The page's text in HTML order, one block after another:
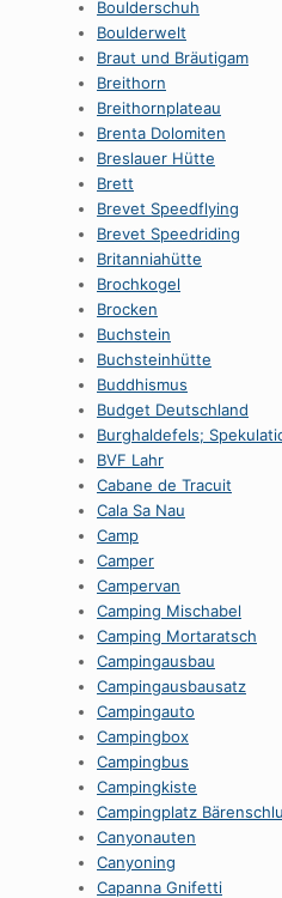
Boulderschuh
Boulderwelt
Braut und Bräutigam
Breithorn
Breithornplateau
Brenta Dolomiten
Breslauer Hütte
Brett
Brevet Speedflying
Brevet Speedriding
Britanniahütte
Brochkogel
Brocken
Buchstein
Buchsteinhütte
Buddhismus
Budget Deutschland
Burghaldefels;
BVF Lahr
Cabane de Tracuit
Cala Sa Nau
Camp
Camper
Campervan
Camping Mischabel
Camping Mortaratsch
Campingausbau
Campingausbausatz
Campingauto
Campingbox
Campingbus
Campingkiste
Campingplatz
Canyonauten
Canyoning
Capanna Gnifetti